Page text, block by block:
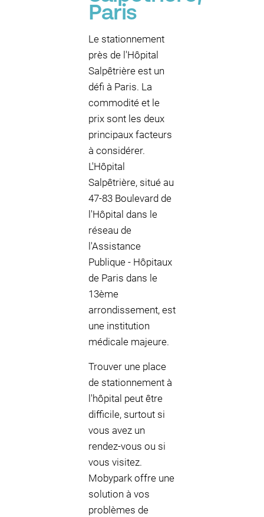
Paris
Le stationnement
près de l'Hôpital
Salpêtrière est un
défi à Paris. La
commodité et le
prix sont les deux
principaux facteurs
à considérer.
L'Hôpital
Salpêtrière, situé au
47-83 Boulevard de
l'Hôpital dans le
réseau de
l'Assistance
Publique - Hôpitaux
de Paris dans le
13ème
arrondissement, est
une institution
médicale majeure.
Trouver une place
de stationnement à
l'hôpital peut être
difficile, surtout si
vous avez un
rendez-vous ou si
vous visitez.
Mobypark offre une
solution à vos
problèmes de